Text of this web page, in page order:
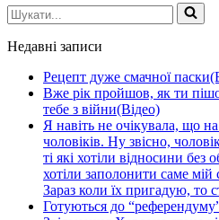
Шукати...
Недавні записи
Рецепт дуже смачної
Вже рік пройшов, як ти
тебе з війни(Відео)
Я навіть не очікувала, що
чоловіків. Ну звісно,
ті які хотіли відносини без
хотіли заполонити саме мій
Зараз коли їх пригадую, то
Готуються до